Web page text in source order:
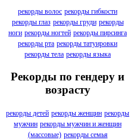
рекорды волос рекорды гибкости
рекорды глаз рекорды груди рекорды
ноги рекорды ногтей рекорды пирсинга
рекорды рта рекорды татуировки
рекорды тела рекорды языка
Рекорды по гендеру и
возрасту
рекорды детей рекорды женщин рекорды
мужчин рекорды мужчин и женщин
(массовые) рекорды семья